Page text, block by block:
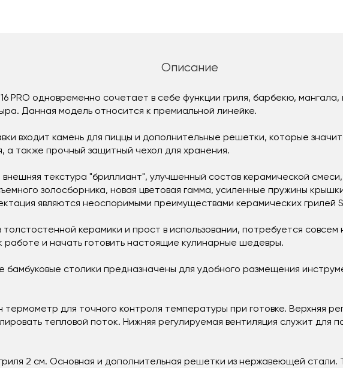
Описание
PRO одновременно сочетает в себе функции гриля, барбекю, мангала,
Данная модель относится к премиальной линейке.
входит камень для пиццы и дополнительные решетки, которые
а также прочный защитный чехол для хранения.
внешняя текстура "бриллиант", улучшенный состав керамической
золосборника, новая цветовая гамма, усиленные пружины
являются неоспоримыми преимуществами керамических грилей
толстостенной керамики и прост в использовании, потребуется
работе и начать готовить настоящие кулинарные шедевры.
бамбуковые столики предназначены для удобного размещения
термометр для точного контроля температуры при готовке. Верхняя
тепловой поток. Нижняя регулируемая вентиляция служит для
2 см. Основная и дополнительная решетки из нержавеющей стали.